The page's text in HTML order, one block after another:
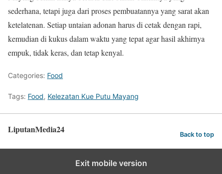
sederhana, tetapi juga dari proses pembuatannya yang sarat akan
ketelatenan. Setiap untaian adonan harus di cetak dengan rapi,
kemudian di kukus dalam waktu yang tepat agar hasil akhirnya
empuk, tidak keras, dan tetap kenyal.
Categories: Food
Tags: Food, Kelezatan Kue Putu Mayang
LiputanMedia24 Back to top
Exit mobile version